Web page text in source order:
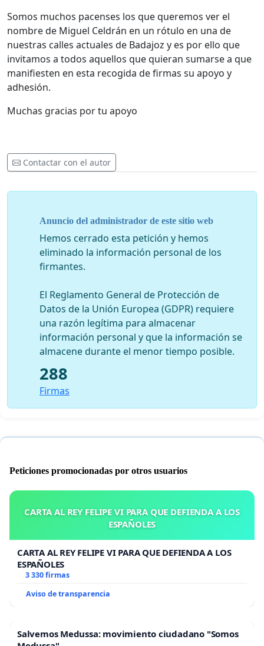
Somos muchos pacenses los que queremos ver el
nombre de Miguel Celdrán en un rótulo en una de
nuestras calles actuales de Badajoz y es por ello que
invitamos a todos aquellos que quieran sumarse a que
manifiesten en esta recogida de firmas su apoyo y
adhesión.
Muchas gracias por tu apoyo
Contactar con el autor
Anuncio del administrador de este sitio web
Hemos cerrado esta petición y hemos
eliminado la información personal de los
firmantes.
El Reglamento General de Protección de
Datos de la Unión Europea (GDPR) requiere
una razón legítima para almacenar
información personal y que la información se
almacene durante el menor tiempo posible.
288
Firmas
Peticiones promocionadas por otros usuarios
CARTA AL REY FELIPE VI PARA QUE DEFIENDA A LOS
ESPAÑOLES
CARTA AL REY FELIPE VI PARA QUE DEFIENDA A LOS
ESPAÑOLES
3 330 firmas
Aviso de transparencia
Salvemos Medussa: movimiento ciudadano "Somos